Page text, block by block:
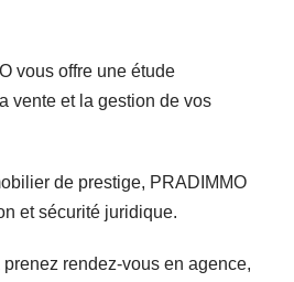
vous offre une étude
vente et la gestion de vos
de prestige, PRADIMMO
et sécurité juridique.
rendez-vous en agence,